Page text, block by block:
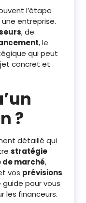
l’étape
entreprise.
, de
, le
qui peut
concret et
?
détaillé qui
stratégie
de marché,
vos prévisions
guide pour vous
les financeurs.